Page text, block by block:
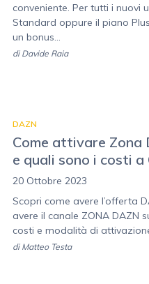
conveniente. Per tutti i nuovi
Standard oppure il piano
un bonus...
di Davide Raia
DAZN
Come attivare Zona
e quali sono i costi
20 Ottobre 2023
Scopri come avere l’offerta
avere il canale ZONA DAZN
costi e modalità di
di Matteo Testa